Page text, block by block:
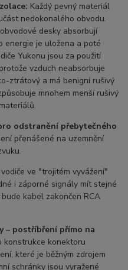
Každý pevný materiál
nedokonalého obvodu.
desky absorbují
energie je uložena a poté
Yukonu jsou za použití
vzduch neabsorbuje
ztrátový a má benigní rušivý
mnohem menší rušivý
odstranění přebytečného
přenášené na uzemnění
ve "trojitém vyvážení"
i záporné signály mít stejné
kabel zakončen RCA
– postříbření přímo na
konstrukce konektoru
které je běžným zdrojem
schránky jsou vyražené